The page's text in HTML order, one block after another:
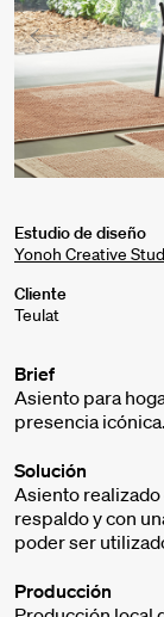
Estudio de diseño
Yonoh Creative
Cliente
Teulat
Brief
Asiento para
presencia icónica.
Solución
Asiento realizado
respaldo y con
poder ser
Producción